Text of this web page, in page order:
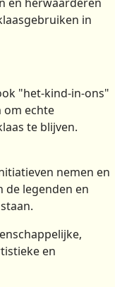
in
"het-kind-in-ons"
om echte
te blijven.
nemen en
de legenden en
en